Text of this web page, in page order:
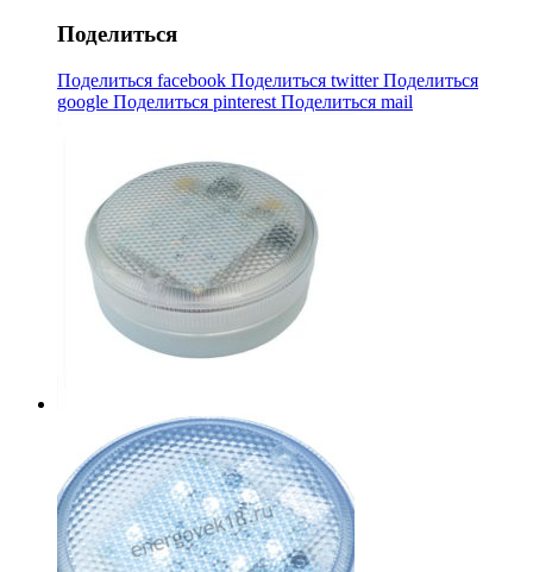
Поделиться
Поделиться facebook Поделиться twitterПоделиться
google Поделиться pinterest Поделиться mail